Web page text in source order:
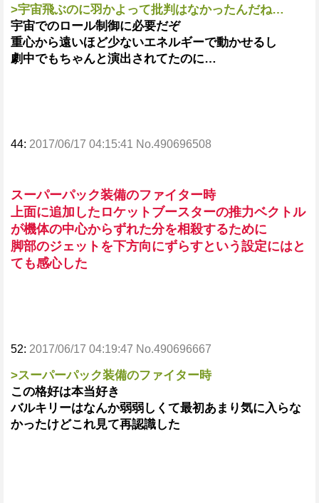
>宇宙飛ぶのに羽かよって批判はなかったんだね…
宇宙でのロール制御に必要だぞ
重心から遠いほど少ないエネルギーで動かせるし
劇中でもちゃんと演出されてたのに…
44: 2017/06/17 04:15:41 No.490696508
スーパーパック装備のファイター時
上面に追加したロケットブースターの推力ベクトル
が機体の中心からずれた分を相殺するために
脚部のジェットを下方向にずらすという設定にはと
ても感心した
52: 2017/06/17 04:19:47 No.490696667
>スーパーパック装備のファイター時
この格好は本当好き
バルキリーはなんか弱弱しくて最初あまり気に入らな
かったけどこれ見て再認識した